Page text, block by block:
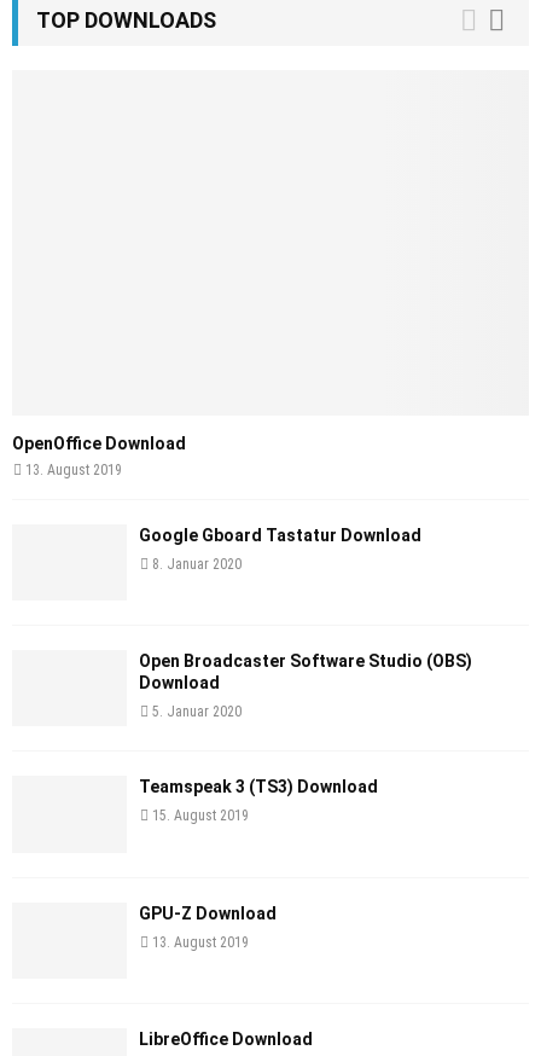
TOP DOWNLOADS
OpenOffice Download
13. August 2019
Google Gboard Tastatur Download
8. Januar 2020
Open Broadcaster Software Studio (OBS)
Download
5. Januar 2020
Teamspeak 3 (TS3) Download
15. August 2019
GPU-Z Download
13. August 2019
LibreOffice Download